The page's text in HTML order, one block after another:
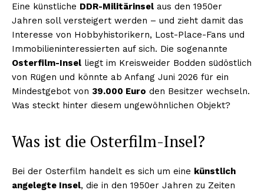
Eine künstliche DDR-Militärinsel aus den 1950er
Jahren soll versteigert werden – und zieht damit das
Interesse von Hobbyhistorikern, Lost-Place-Fans und
Immobilieninteressierten auf sich. Die sogenannte
Osterfilm-Insel liegt im Kreisweider Bodden südöstlich
von Rügen und könnte ab Anfang Juni 2026 für ein
Mindestgebot von 39.000 Euro den Besitzer wechseln.
Was steckt hinter diesem ungewöhnlichen Objekt?
Was ist die Osterfilm-Insel?
Bei der Osterfilm handelt es sich um eine künstlich
angelegte Insel, die in den 1950er Jahren zu Zeiten